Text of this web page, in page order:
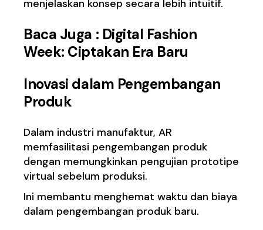
menjelaskan konsep secara lebih intuitif.
Baca Juga : Digital Fashion
Week: Ciptakan Era Baru
Inovasi dalam Pengembangan
Produk
Dalam industri manufaktur, AR
memfasilitasi pengembangan produk
dengan memungkinkan pengujian prototipe
virtual sebelum produksi.
Ini membantu menghemat waktu dan biaya
dalam pengembangan produk baru.